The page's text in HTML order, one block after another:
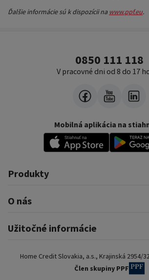
Ďalšie informácie sú k dispozícii na www.ppf.eu.
0850 111 118
V pracovné dni od 8 do 17
Mobilná aplikácia na
Produkty
Pôžičky
Financovanie podnikateľov
Nákup na splátky a karty
Auto na splátky
O nás
Profil firmy
Pomáhame
Blog
Užitočné informácie
Najčastejšie otázky
Dokumenty na stiahnutie
Home Credit Slovakia, a.s., Krajinská 2954/
Člen skupiny PPF